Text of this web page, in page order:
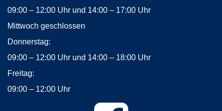
09:00 – 12:00 Uhr und 14:00 – 17:00 Uhr
Mittwoch geschlossen
Donnerstag:
09:00 – 12:00 Uhr und 14:00 – 18:00 Uhr
Freitag:
09:00 – 12:00 Uhr